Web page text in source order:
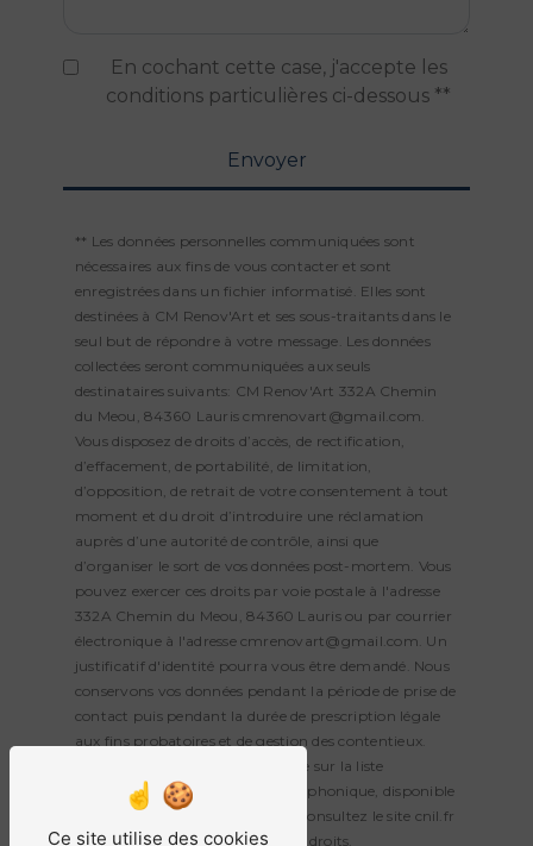
En cochant cette case, j'accepte les
conditions particulières ci-dessous **
Envoyer
** Les données personnelles communiquées sont
nécessaires aux fins de vous contacter et sont
enregistrées dans un fichier informatisé. Elles sont
destinées à CM Renov'Art et ses sous-traitants dans le
seul but de répondre à votre message. Les données
collectées seront communiquées aux seuls
destinataires suivants: CM Renov'Art 332A Chemin
du Meou, 84360 Lauris cmrenovart@gmail.com.
Vous disposez de droits d’accès, de rectification,
d’effacement, de portabilité, de limitation,
d’opposition, de retrait de votre consentement à tout
moment et du droit d’introduire une réclamation
auprès d’une autorité de contrôle, ainsi que
d’organiser le sort de vos données post-mortem. Vous
pouvez exercer ces droits par voie postale à l'adresse
332A Chemin du Meou, 84360 Lauris ou par courrier
électronique à l'adresse cmrenovart@gmail.com. Un
justificatif d'identité pourra vous être demandé. Nous
conservons vos données pendant la période de prise de
contact puis pendant la durée de prescription légale
aux fins probatoires et de gestion des contentieux.
Vous avez le droit de vous inscrire sur la liste
d'opposition au démarchage téléphonique, disponible
à cette adresse:
. Consultez le site cnil.fr
pour plus d’informations sur vos droits.
Ce site utilise des cookies